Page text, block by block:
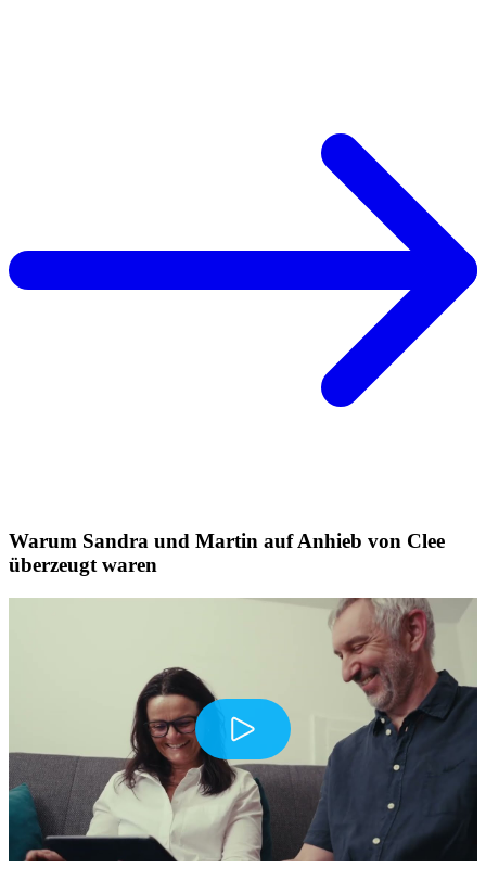
Warum Sandra und Martin auf Anhieb von Clee
überzeugt waren